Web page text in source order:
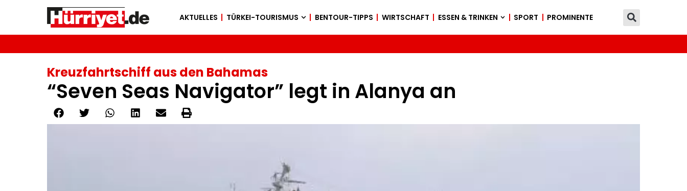
AKTUELLES TÜRKEI-TOURISMUS BENTOUR-TIPPS WIRTSCHAFT ESSEN & TRINKEN SPORT PROMINENTE
Kreuzfahrtschiff aus den Bahamas
“Seven Seas Navigator” legt in Alanya an